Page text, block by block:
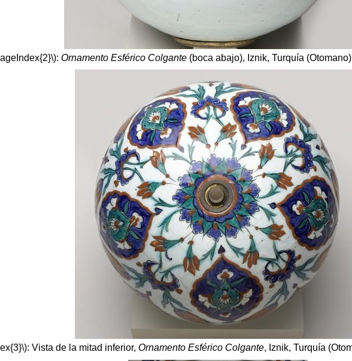
: Ornamento Esférico Colgante(boca abajo), Iznik, Turquía
: Vista de la mitad inferior, Ornamento Esférico Colgante, Iznik, Turquía